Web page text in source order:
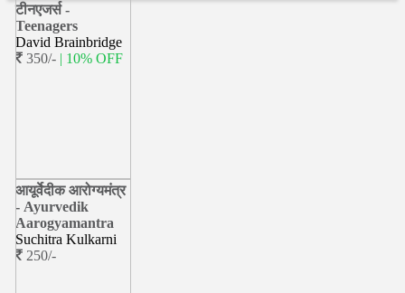
टीनएजर्स -
Teenagers
David Brainbridge
350/- | 10% OFF
आयूर्वेदीक आरोग्यमंत्र
- Ayurvedik
Aarogyamantra
Suchitra Kulkarni
250/-